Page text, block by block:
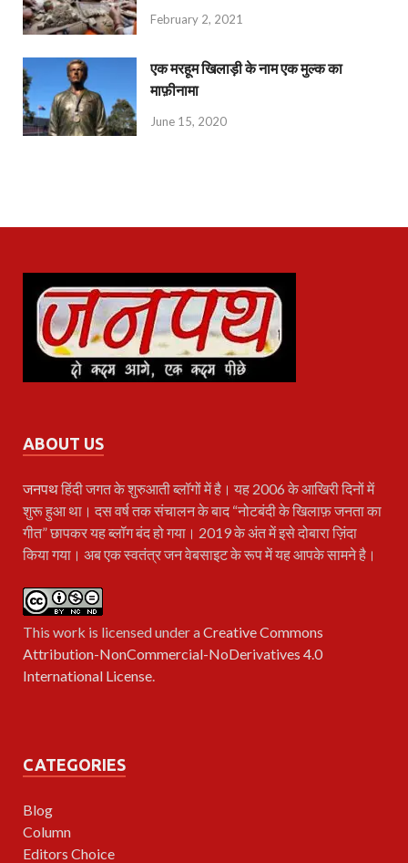
February 2, 2021
एक मरहूम खिलाड़ी के नाम एक मुल्क का
माफ़ीनामा
June 15, 2020
ABOUT US
जनपथहिंदी जगत के शुरुआती ब्लॉगों में है। यह 2006 के आखिरी दिनों में
शुरू हुआ था। दस वर्ष तक संचालन के बाद “नोटबंदी के खिलाफ़ जनता का
गीत” छापकर यह ब्लॉग बंद हो गया। 2019 के अंत में इसे दोबारा ज़िंदा
किया गया। अब एक स्वतंत्र जन वेबसाइट के रूप में यह आपके सामने है।
This work is licensed under aCreative Commons
Attribution-NonCommercial-NoDerivatives 4.0
International License.
CATEGORIES
Blog
Column
Editors Choice